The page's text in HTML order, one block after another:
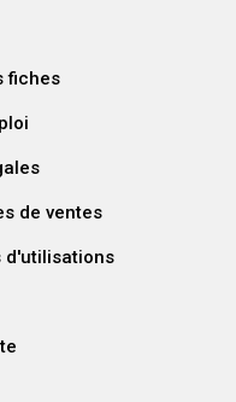
fiches
de ventes
d'utilisations